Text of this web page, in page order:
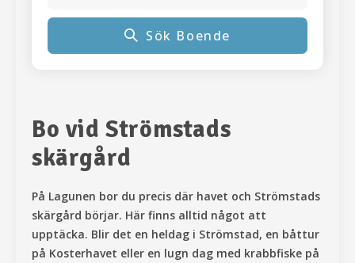
Sök Boende
Bo vid Strömstads
skärgård
På Lagunen bor du precis där havet och Strömstads
skärgård börjar. Här finns alltid något att
upptäcka. Blir det en heldag i Strömstad, en båttur
på Kosterhavet eller en lugn dag med krabbfiske på